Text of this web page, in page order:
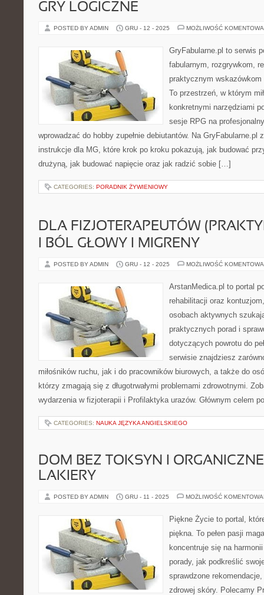
GRY LOGICZNE
POSTED BY ADMIN GRU - 12 - 2025 MOŻLIWOŚĆ
GryFabularne.pl to serwis
fabularnym, rozgrywkom,
praktycznym
To przestrzeń, w którym
konkretnymi narzędziami
sesje RPG na
wprowadzać do hobby zupełnie debiutantów. Na GryFabularne.pl
instrukcje dla MG, które krok po kroku pokazują, jak budować
drużyną, jak budować napięcie oraz jak radzić sobie […]
CATEGORIES: PORADNIK ŻYWIENIOWY
DLA FIZJOTERAPEUTÓW
I BÓL GŁOWY I MIGRENY
POSTED BY ADMIN GRU - 12 - 2025 MOŻLIWOŚĆ
ArstanMedica.pl to portal
rehabilitacji oraz
osobach aktywnych
praktycznych porad i
dotyczących powrotu do
serwisie znajdziesz
miłośników ruchu, jak i do pracowników biurowych, a także do
którzy zmagają się z długotrwałymi problemami zdrowotnymi.
wydarzenia w fizjoterapii i Profilaktyka urazów. Głównym celem
CATEGORIES: NAUKA JĘZYKA ANGIELSKIEGO
DOM BEZ TOKSYN I
LAKIERY
POSTED BY ADMIN GRU - 11 - 2025 MOŻLIWOŚĆ
Piękne Życie to portal,
piękna. To pełen pasji
koncentruje się na
porady, jak podkreślić
sprawdzone
zdrowej skóry. Polecamy